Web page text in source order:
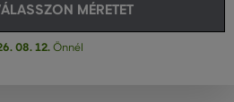
MÉRETET
08. 12. Önnél